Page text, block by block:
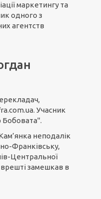
маркетингу та
одного з
агентств
Учасник
Бобовата".
неподалік
Франківську,
Центральної
врешті замешкав в